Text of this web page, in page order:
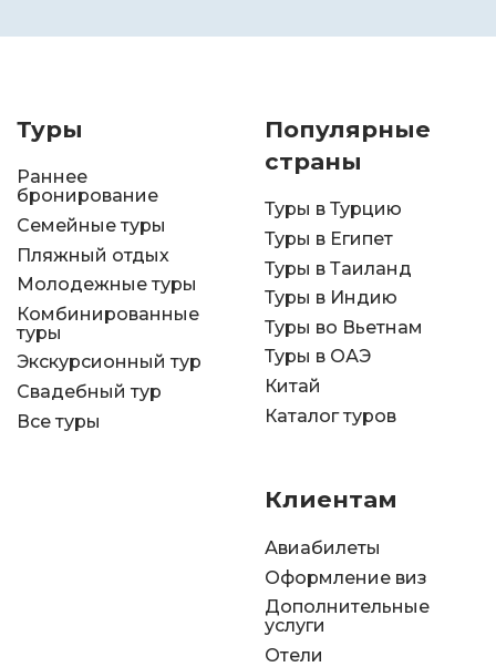
Туры
Раннее
бронирование
Семейные туры
Пляжный отдых
Молодежные туры
Комбинированные
туры
Экскурсионный тур
Свадебный тур
Все туры
Популярные
страны
Туры в Турцию
Туры в Египет
Туры в Таиланд
Туры в Индию
Туры во Вьетнам
Туры в ОАЭ
Китай
Каталог туров
Клиентам
Авиабилеты
Оформление виз
Дополнительные
услуги
Отели